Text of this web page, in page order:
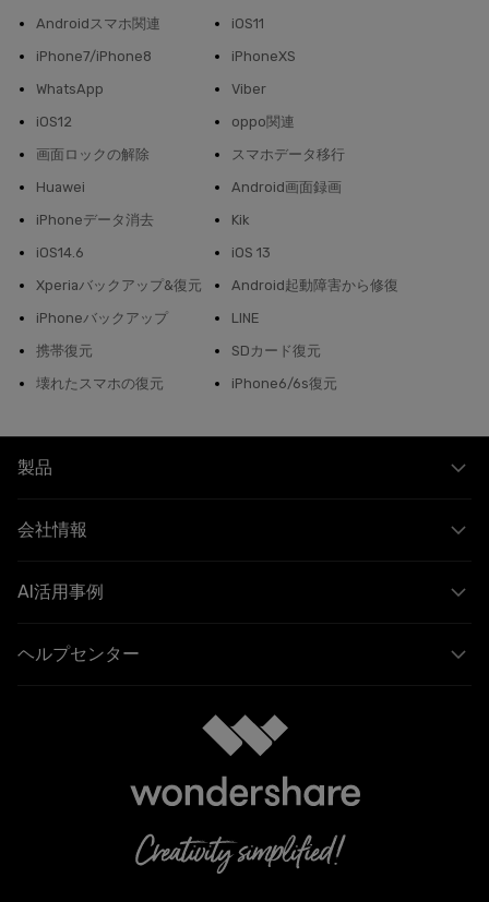
Androidスマホ関連
iOS11
iPhone7/iPhone8
iPhoneXS
WhatsApp
Viber
iOS12
oppo関連
画面ロックの解除
スマホデータ移行
Huawei
Android画面録画
iPhoneデータ消去
Kik
iOS14.6
iOS 13
Xperiaバックアップ&復元
Android起動障害から修復
iPhoneバックアップ
LINE
携帯復元
SDカード復元
壊れたスマホの復元
iPhone6/6s復元
製品
会社情報
AI活用事例
ヘルプセンター